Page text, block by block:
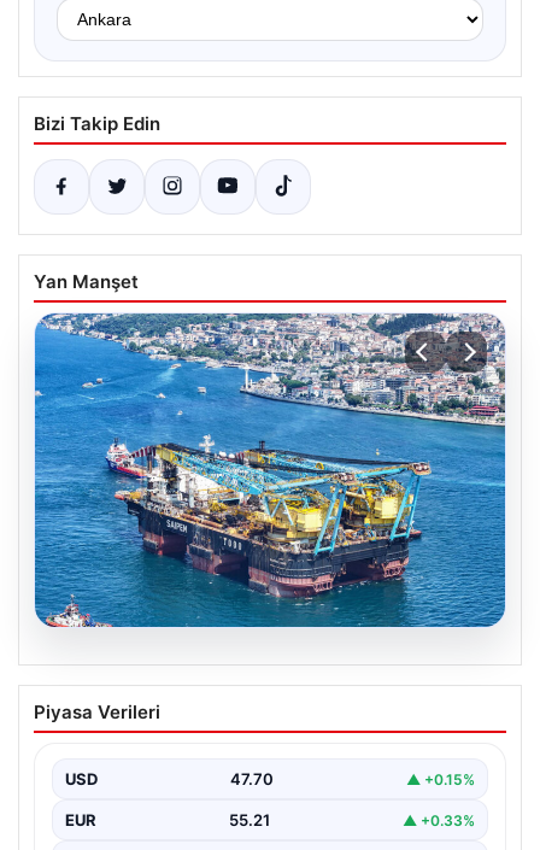
Bizi Takip Edin
Yan Manşet
06.08.2026
İstanbul Boğazı’ndan bir dev geçti.
Köprülerin altından geçebilmek için
Piyasa Verileri
USD 47.70 ▲ +0.15%
EUR 55.21 ▲ +0.33%